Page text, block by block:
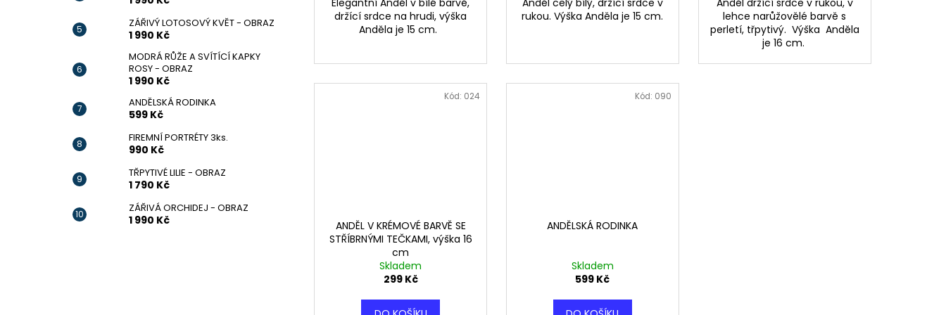
ZÁŘIVÝ LOTOSOVÝ KVĚT - OBRAZ
1 990 Kč
MODRÁ RŮŽE A SVÍTÍCÍ KAPKY
ROSY - OBRAZ
1 990 Kč
ANDĚLSKÁ RODINKA
599 Kč
FIREMNÍ PORTRÉTY 3ks.
990 Kč
TŘPYTIVÉ LILIE - OBRAZ
1 790 Kč
ZÁŘIVÁ ORCHIDEJ - OBRAZ
1 990 Kč
Elegantní Anděl v bílé barvě,
držící srdce na hrudi, výška
Anděla je 15 cm.
Anděl celý bílý, držící srdce v
rukou. Výška Anděla je 15 cm.
Anděl držící srdce v rukou, v
lehce narůžovělé barvě s
perletí, třpytivý. Výška Anděla
je 16 cm.
ANDĚL V KRÉMOVÉ BARVĚ SE
STŘÍBRNÝMI TEČKAMI, výška 16
cm
Skladem
299 Kč
Kód: 024
ANDĚLSKÁ RODINKA
Skladem
599 Kč
Kód: 090